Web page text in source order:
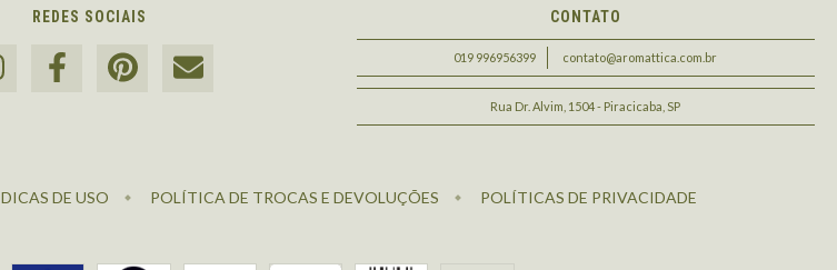
REDES SOCIAIS CONTATO
019 996956399 contato@aromattica.com.br
Rua Dr. Alvim, 1504 - Piracicaba, SP
DICAS DE USO POLÍTICA DE TROCAS E DEVOLUÇÕES POLÍTICAS DE PRIVACIDADE